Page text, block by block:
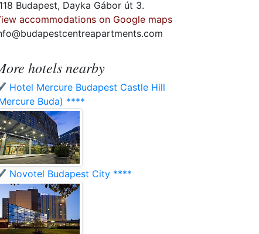
Budapest, Dayka Gábor út 3.
accommodations on Google maps
hotels nearby
Hotel Mercure Budapest Castle Hill
Buda) ****
Novotel Budapest City ****